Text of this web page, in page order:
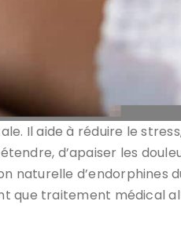
Il aide à réduire le
d’apaiser les
d’endorphines
que traitement médical